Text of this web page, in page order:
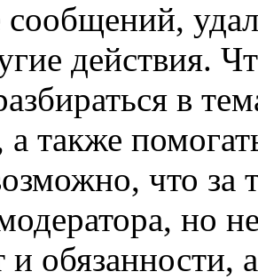
сообщений,
действия.
в
а также
что за
но
обязанности,